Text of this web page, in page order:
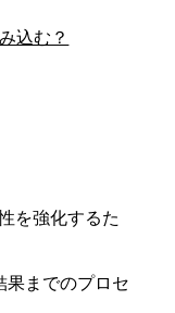
込む？
を強化するた
果までのプロセ